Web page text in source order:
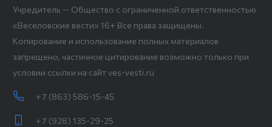
Учредитель — Общество с ограниченной ответственностью
«Веселовские вести» 16+ Все права защищены.
Копирование и использование полных материалов
запрещено, частичное цитирование возможно только при
условии ссылки на сайт ves-vesti.ru
+7 (863) 586-15-45
+7 (928) 135-29-25